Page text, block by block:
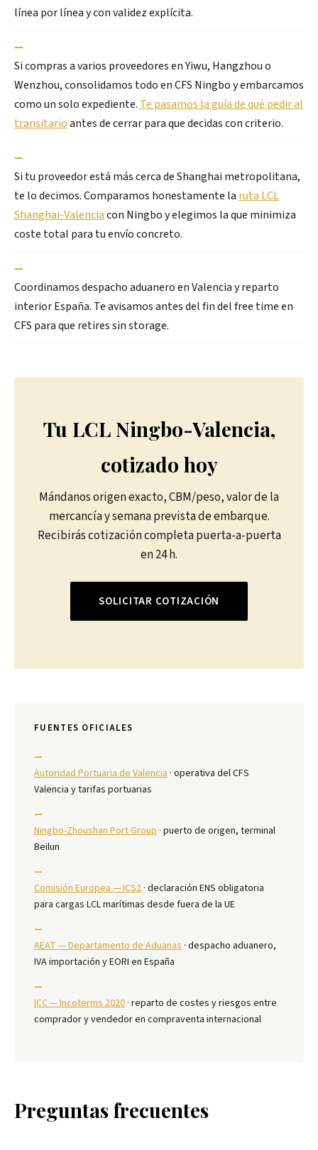
línea por línea y con validez explícita.
—
Si compras a varios proveedores en Yiwu, Hangzhou o
Wenzhou, consolidamos todo en CFS Ningbo y embarcamos
como un solo expediente. Te pasamos la guía de qué pedir al
transitarioantes de cerrar para que decidas con criterio.
—
Si tu proveedor está más cerca de Shanghai metropolitana,
te lo decimos. Comparamos honestamente la ruta LCL
Shanghai-Valenciacon Ningbo y elegimos la que minimiza
coste total para tu envío concreto.
—
Coordinamos despacho aduanero en Valencia y reparto
interior España. Te avisamos antes del fin del free time en
CFS para que retires sin storage.
Tu LCL Ningbo-Valencia,
cotizado hoy
Mándanos origen exacto, CBM/peso, valor de la
mercancía y semana prevista de embarque.
Recibirás cotización completa puerta-a-puerta
en 24 h.
SOLICITAR COTIZACIÓN
FUENTES OFICIALES
—
Autoridad Portuaria de Valencia · operativa del CFS
Valencia y tarifas portuarias
—
Ningbo-Zhoushan Port Group · puerto de origen, terminal
Beilun
—
Comisión Europea — ICS2 · declaración ENS obligatoria
para cargas LCL marítimas desde fuera de la UE
—
AEAT — Departamento de Aduanas · despacho aduanero,
IVA importación y EORI en España
—
ICC — Incoterms 2020 · reparto de costes y riesgos entre
comprador y vendedor en compraventa internacional
Preguntas frecuentes